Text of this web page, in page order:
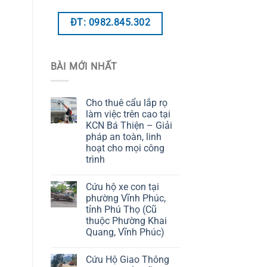
ĐT: 0982.845.302
BÀI MỚI NHẤT
Cho thuê cẩu lắp rọ
làm việc trên cao tại
KCN Bá Thiện – Giải
pháp an toàn, linh
hoạt cho mọi công
trình
Cứu hộ xe con tại
phường Vĩnh Phúc,
tỉnh Phú Thọ (Cũ
thuộc Phường Khai
Quang, Vĩnh Phúc)
Cứu Hộ Giao Thông